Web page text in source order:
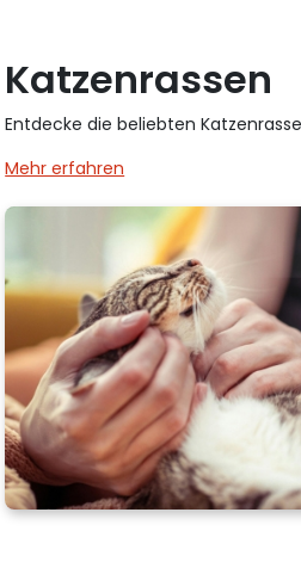
Katzenrassen
Entdecke die beliebten
Mehr erfahren